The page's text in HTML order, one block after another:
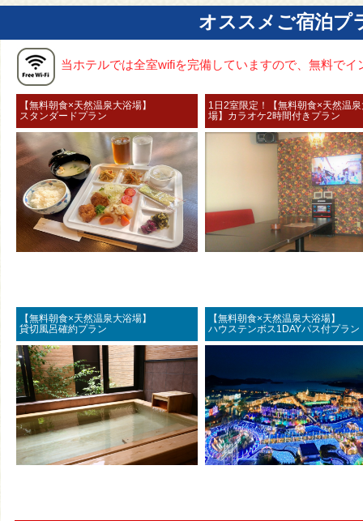
オススメご宿泊プ
当ホテルでは全室wifiを完備していますので、無料で
【無料朝食×天然温泉大浴場】
スタンダードプラン
1日2室限定！【無料朝食×天然温
場】カラオケ2時間付きプラン
【無料朝食×天然温泉大浴場】
貸切風呂確約プラン
【無料朝食×天然温泉大浴
ハウステンボス1DAYパス付プラン